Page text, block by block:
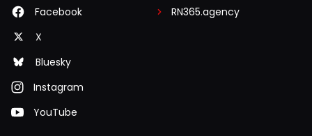
Facebook
X
Bluesky
Instagram
YouTube
RN365.agency